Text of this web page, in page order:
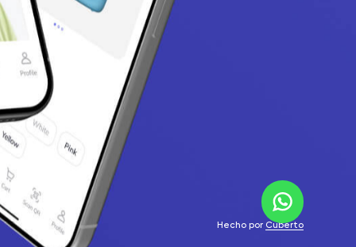
Hecho por Cuberto